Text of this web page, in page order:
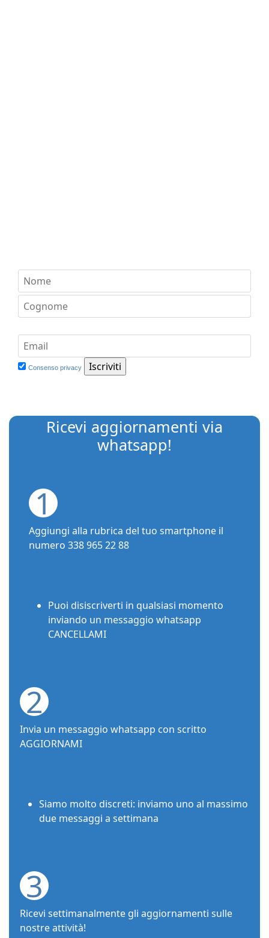
Consenso privacy
Ricevi aggiornamenti via
whatsapp!
1
Aggiungi alla rubrica del tuo smartphone il
numero 338 965 22 88
Puoi disiscriverti in qualsiasi momento
inviando un messaggio whatsapp
CANCELLAMI
2
Invia un messaggio whatsapp con scritto
AGGIORNAMI
Siamo molto discreti: inviamo uno al massimo
due messaggi a settimana
3
Ricevi settimanalmente gli aggiornamenti sulle
nostre attività!